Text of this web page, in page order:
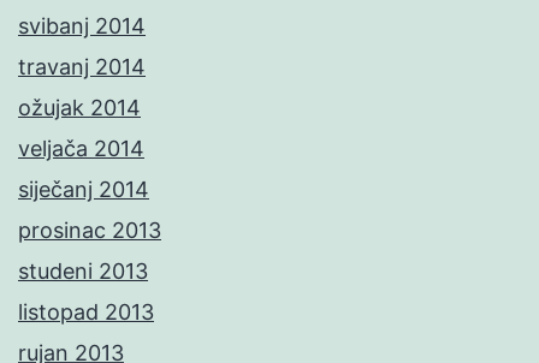
svibanj 2014
travanj 2014
ožujak 2014
veljača 2014
siječanj 2014
prosinac 2013
studeni 2013
listopad 2013
rujan 2013